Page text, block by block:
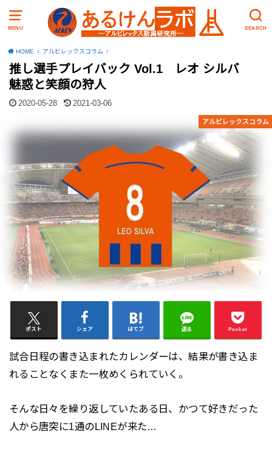
MENU SEARCH
HOME アルビレックスコラム
推し選手プレイバック Vol.1 レオ シルバ
魅惑と笑顔の狩人
2020-05-28 2021-03-06
アルビレックスコラム
ポスト シェア はてブ 送る Pocket
試合日程の書き込まれたカレンダーは、結果が書き込ま
れることなくまた一枚めくられていく。
そんな日々を繰り返していたある日、かつて好きだった
人から唐突に1通のLINEが来た…